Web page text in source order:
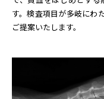
す。検査項目が多岐にわ
ご提案いたします。